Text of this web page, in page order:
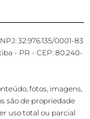
32.976.135/0001-83
- PR - CEP: 80.240-
fotos, imagens,
são de propriedade
uso total ou parcial